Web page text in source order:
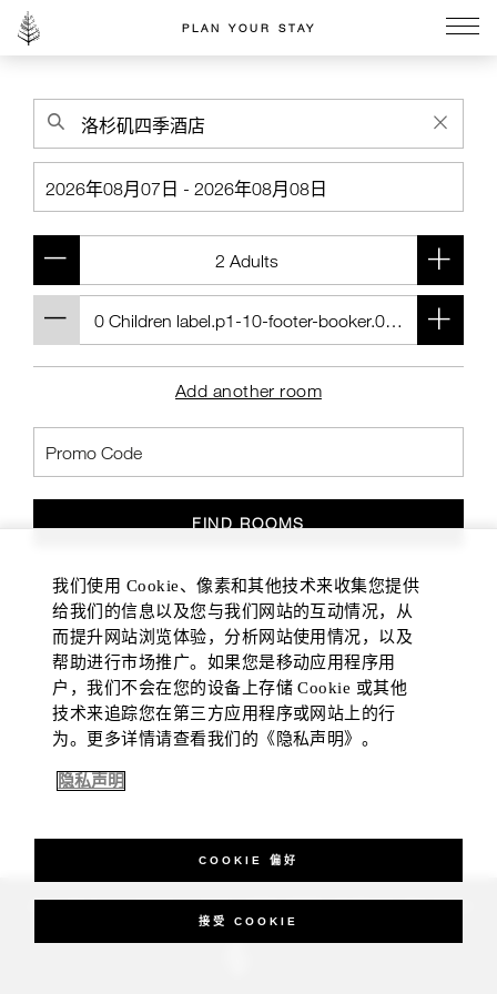
PLAN YOUR STAY
Add another room
FIND ROOMS
_Four Seasons Hotels Limited 1997-2026. All Rights Reserved.
我们使用 Cookie、像素和其他技术来收集您提供
给我们的信息以及您与我们网站的互动情况，从
而提升网站浏览体验，分析网站使用情况，以及
帮助进行市场推广。如果您是移动应用程序用
户，我们不会在您的设备上存储 Cookie 或其他
技术来追踪您在第三方应用程序或网站上的行
为。更多详情请查看我们的《隐私声明》。
隐私声明
COOKIE 偏好
接受 COOKIE